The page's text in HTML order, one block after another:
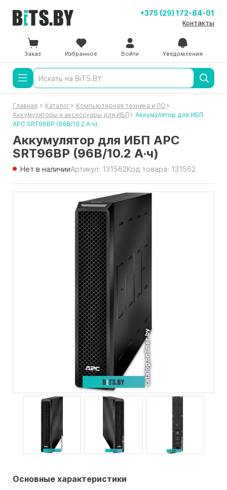
+375 (29) 172-84-01
Контакты
Заказ Избранное Войти Уведомления
Главная Каталог
Компьютерная техника и ПО
Аккумуляторы и аксессуары для ИБП
Аккумулятор для ИБП
APC SRT96BP (96В/10.2 А·ч)
Аккумулятор для ИБП APC
SRT96BP (96В/10.2 А·ч)
Нет в наличииАртикул: 131562Код товара: 131562
Основные характеристики